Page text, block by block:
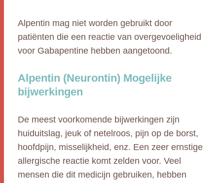
Alpentin mag niet worden gebruikt door
patiënten die een reactie van overgevoeligheid
voor Gabapentine hebben aangetoond.
Alpentin (Neurontin) Mogelijke
bijwerkingen
De meest voorkomende bijwerkingen zijn
huiduitslag, jeuk of netelroos, pijn op de borst,
hoofdpijn, misselijkheid, enz. Een zeer ernstige
allergische reactie komt zelden voor. Veel
mensen die dit medicijn gebruiken, hebben